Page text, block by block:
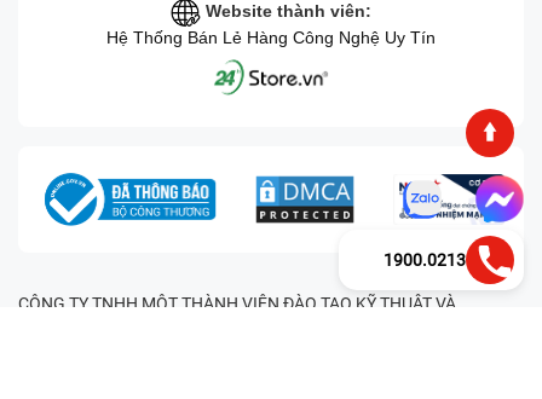
Website thành viên:
Hệ Thống Bán Lẻ Hàng Công Nghệ Uy Tín
CÔNG TY TNHH MỘT THÀNH VIÊN ĐÀO TẠO KỸ THUẬT VÀ
1900.0213